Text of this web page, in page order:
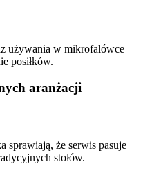
używania w mikrofalówce
posiłków.
aranżacji
sprawiają, że serwis pasuje
stołów.